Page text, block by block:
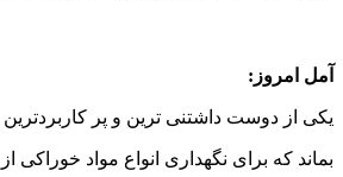
آمل امروز:
یکی از دوست داشتنی ترین و پر
بماند که برای نگهداری انواع مواد